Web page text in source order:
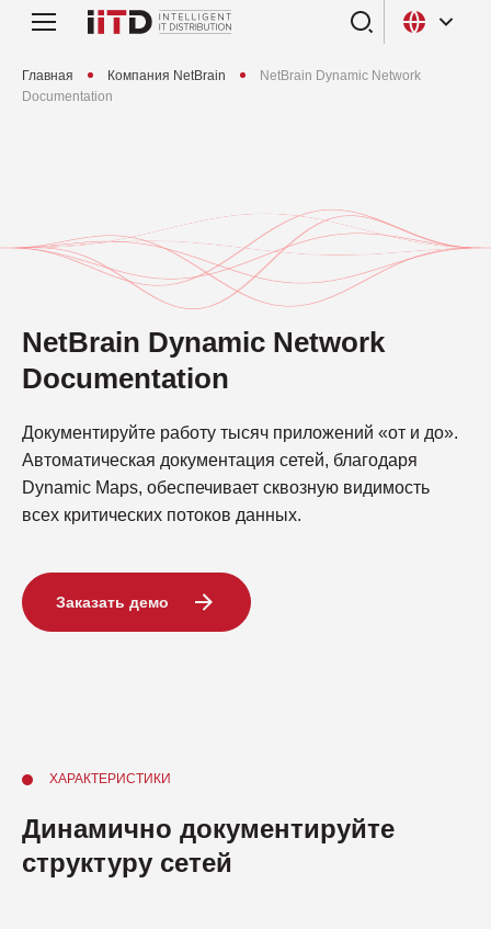
Главная Компания NetBrain
NetBrain Dynamic Network
Documentation
NetBrain Dynamic Network
Documentation
Документируйте работу тысяч приложений «от и до».
Автоматическая документация сетей, благодаря
Dynamic Maps, обеспечивает сквозную видимость
всех критических потоков данных.
Заказать демо
ХАРАКТЕРИСТИКИ
Динамично документируйте
структуру сетей